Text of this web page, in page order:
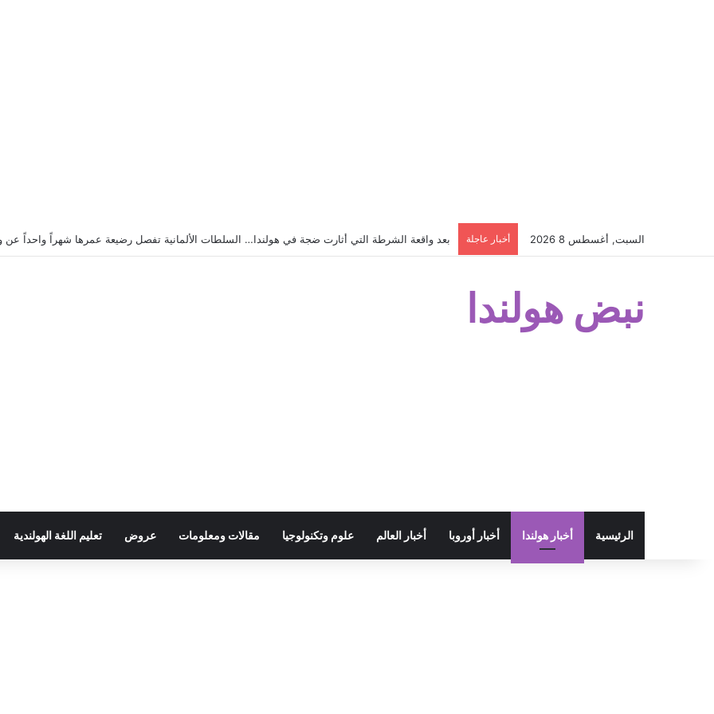
السبت, أغسطس 8 2026 أخبار عاجلة مـقـتـل الشابة السورية بُشرى هزّ هولندا… لكن بعد عام يتجدد الغضب من عائلتها!
نبض هولندا
الرئيسية أخبار هولندا أخبار أوروبا أخبار العالم علوم وتكنولوجيا مقالات ومعلومات عروض تعليم اللغة الهولندية